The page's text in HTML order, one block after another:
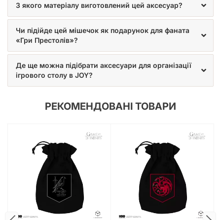
З якого матеріалу виготовлений цей аксесуар?
Чи підійде цей мішечок як подарунок для фаната
«Гри Престолів»?
Де ще можна підібрати аксесуари для організації
ігрового столу в JOY?
РЕКОМЕНДОВАНІ ТОВАРИ